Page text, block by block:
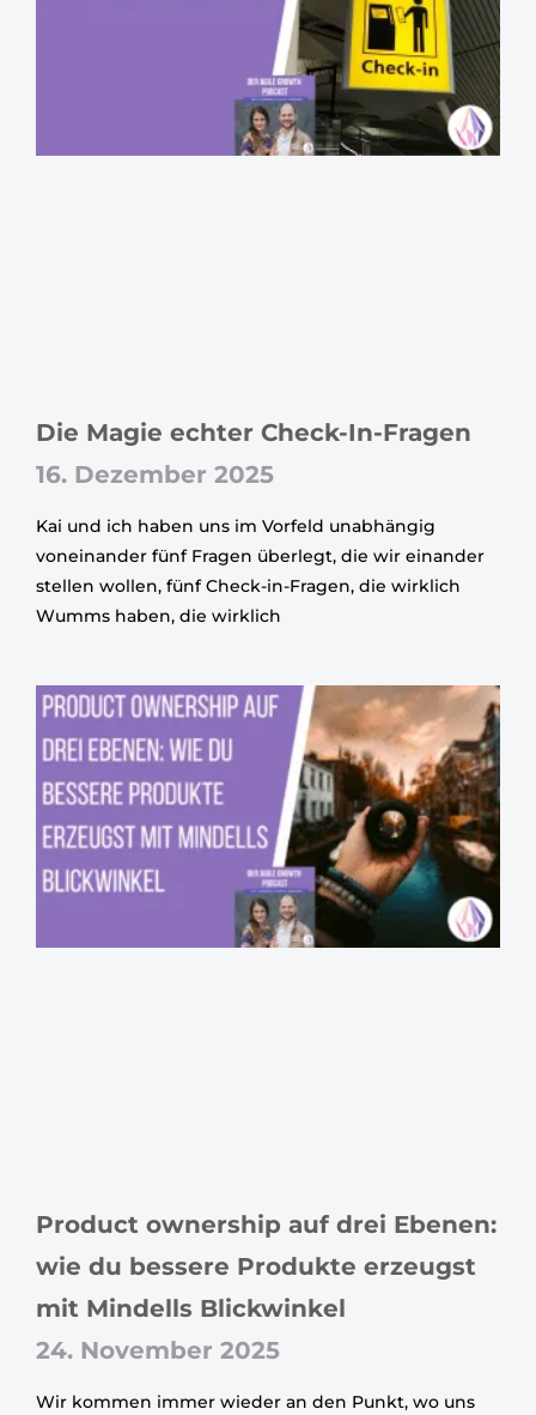
Die Magie echter Check-In-Fragen
16. Dezember 2025
Kai und ich haben uns im Vorfeld unabhängig
voneinander fünf Fragen überlegt, die wir einander
stellen wollen, fünf Check-in-Fragen, die wirklich
Wumms haben, die wirklich
Product ownership auf drei Ebenen:
wie du bessere Produkte erzeugst
mit Mindells Blickwinkel
24. November 2025
Wir kommen immer wieder an den Punkt, wo uns